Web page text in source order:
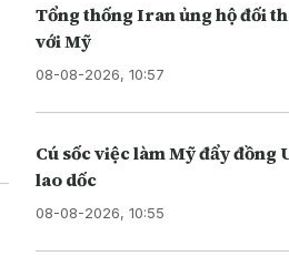
Tổng thống Iran ủng hộ đối
với Mỹ
08-08-2026, 10:57
Cú sốc việc làm Mỹ đẩy đồng
lao dốc
08-08-2026, 10:55